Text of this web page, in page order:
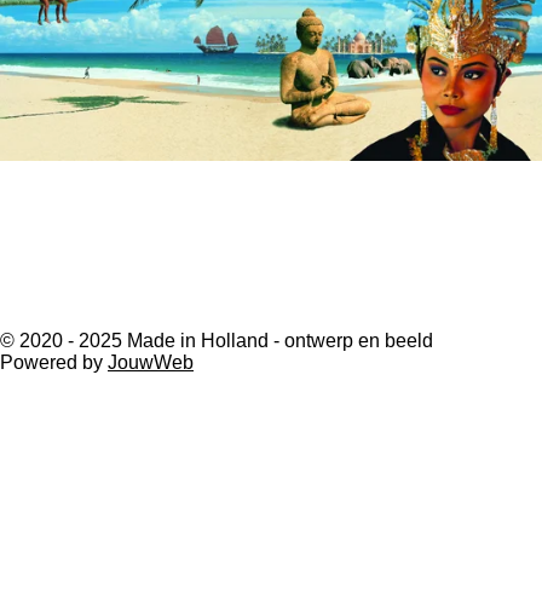
© 2020 - 2025 Made in Holland - ontwerp en beeld
Powered by JouwWeb